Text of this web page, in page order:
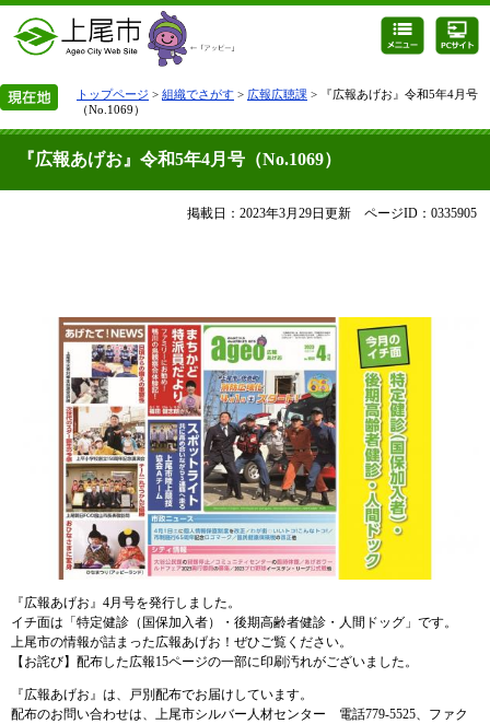
トップページ > 組織でさがす > 広報広聴課 > 『広報あげお』令和5年4月号
（No.1069）
『広報あげお』令和5年4月号（No.1069）
掲載日：2023年3月29日更新 ページID：0335905
『広報あげお』4月号を発行しました。
イチ面は「特定健診（国保加入者）・後期高齢者健診・人間ドッグ」です。
上尾市の情報が詰まった広報あげお！ぜひご覧ください。
【お詫び】配布した広報15ページの一部に印刷汚れがございました。
『広報あげお』は、戸別配布でお届けしています。
配布のお問い合わせは、上尾市シルバー人材センター 電話779-5525、ファク